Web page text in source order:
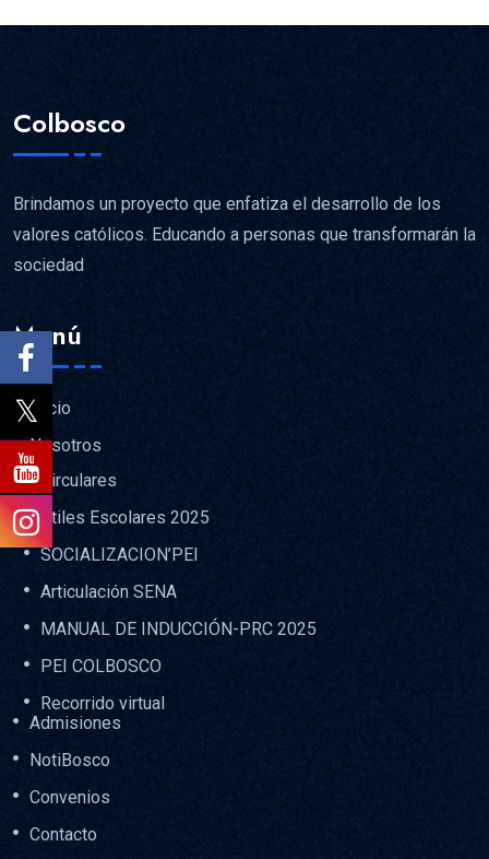
Colbosco
Brindamos un proyecto que enfatiza el desarrollo de los
valores católicos. Educando a personas que transformarán la
sociedad
Menú
Inicio
Nosotros
Circulares
Útiles Escolares 2025
SOCIALIZACION’PEI
Articulación SENA
MANUAL DE INDUCCIÓN-PRC 2025
PEI COLBOSCO
Recorrido virtual
Admisiones
NotiBosco
Convenios
Contacto